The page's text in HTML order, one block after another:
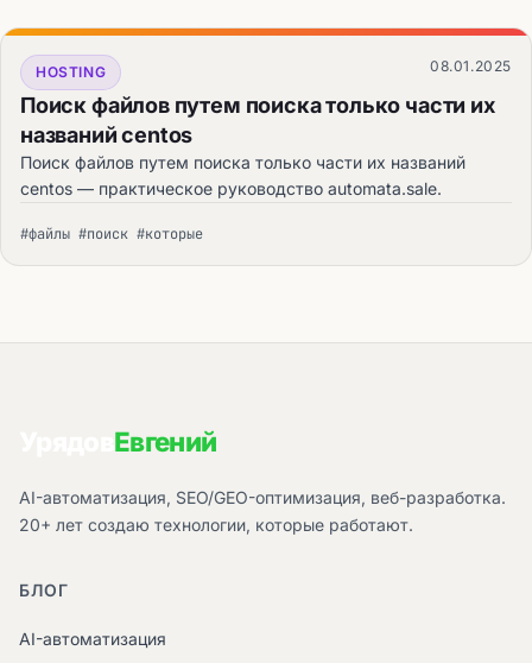
HOSTING 08.01.2025
Поиск файлов путем поиска только части их
названий centos
Поиск файлов путем поиска только части их названий
centos — практическое руководство automata.sale.
#файлы #поиск #которые
Евгений
AI-автоматизация, SEO/GEO-оптимизация, веб-разработка.
20+ лет создаю технологии, которые работают.
БЛОГ
AI-автоматизация